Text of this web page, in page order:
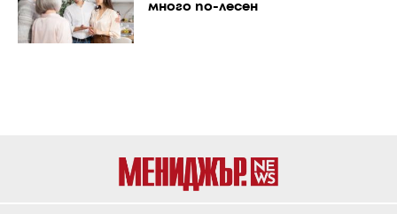
много по-лесен